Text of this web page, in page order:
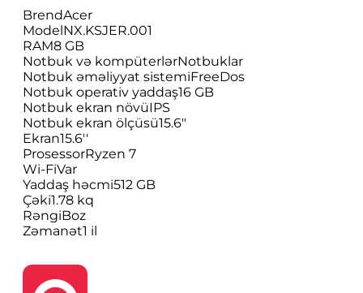
BrendAcer
ModelNX.KSJER.001
RAM8 GB
Notbuk və kompüterlərNotbuklar
Notbuk əməliyyat sistemiFreeDos
Notbuk operativ yaddaş16 GB
Notbuk ekran növüIPS
Notbuk ekran ölçüsü15.6"
Ekran15.6''
ProsessorRyzen 7
Wi-FiVar
Yaddaş həcmi512 GB
Çəki1.78 kq
RəngiBoz
Zəmanət1 il